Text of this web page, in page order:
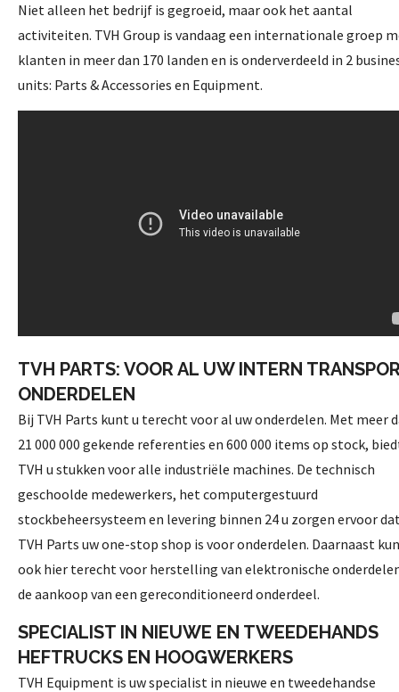
Niet alleen het bedrijf is gegroeid, maar ook het aantal
activiteiten. TVH Group is vandaag een internationale groep
klanten in meer dan 170 landen en is onderverdeeld in 2
units: Parts & Accessories en Equipment.
TVH PARTS: VOOR AL UW INTERN
ONDERDELEN
Bij TVH Parts kunt u terecht voor al uw onderdelen. Met meer
21 000 000 gekende referenties en 600 000 items op stock,
TVH u stukken voor alle industriële machines. De technisch
geschoolde medewerkers, het computergestuurd
stockbeheersysteem en levering binnen 24 u zorgen ervoor
TVH Parts uw one-stop shop is voor onderdelen. Daarnaast
ook hier terecht voor herstelling van elektronische
de aankoop van een gereconditioneerd onderdeel.
SPECIALIST IN NIEUWE EN TWEEDEHANDS
HEFTRUCKS EN HOOGWERKERS
TVH Equipment is uw specialist in nieuwe en tweedehandse